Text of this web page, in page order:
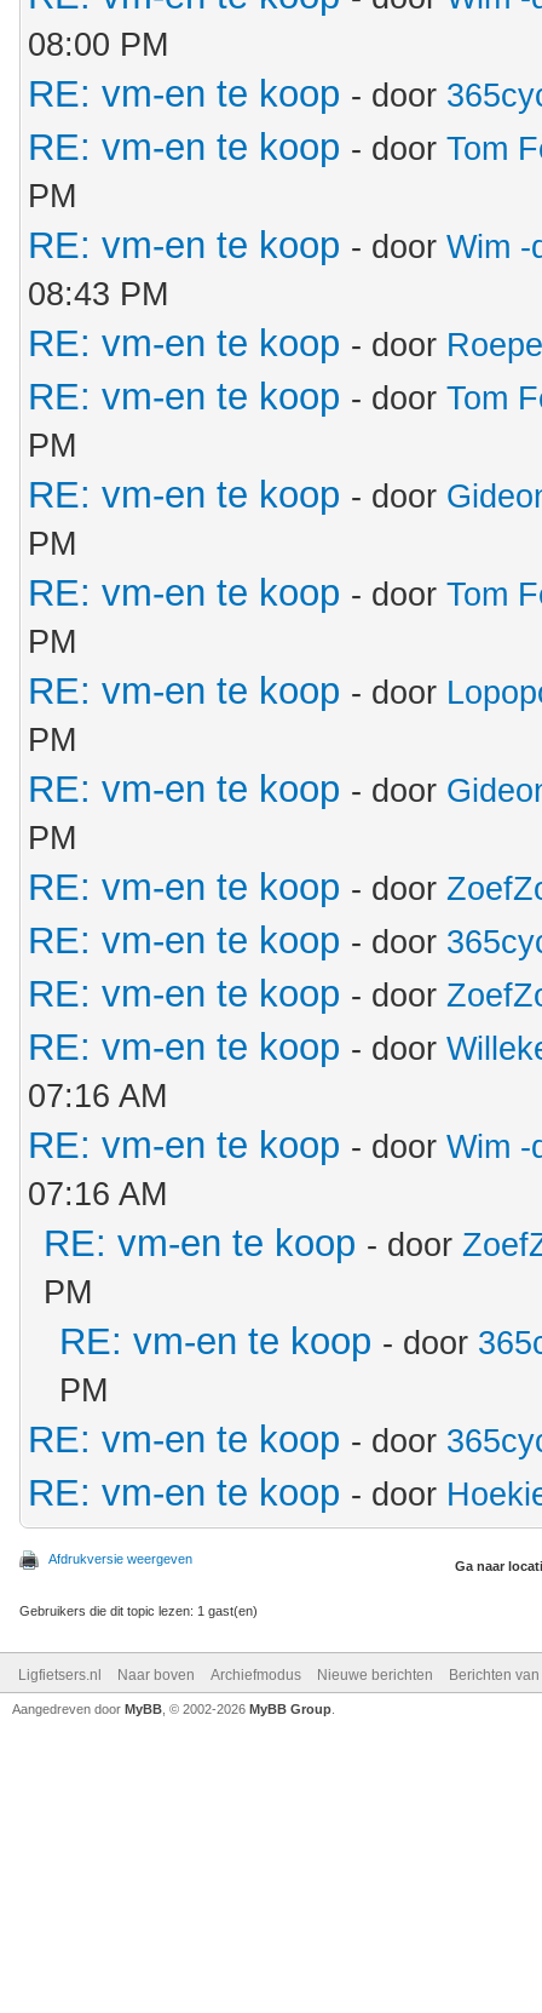
08:00 PM
RE: vm-en te koop - door
RE: vm-en te koop - door Tom
PM
RE: vm-en te koop - door Wim -
08:43 PM
RE: vm-en te koop - door
RE: vm-en te koop - door Tom
PM
RE: vm-en te koop - door
PM
RE: vm-en te koop - door Tom
PM
RE: vm-en te koop - door
PM
RE: vm-en te koop - door
PM
RE: vm-en te koop - door
RE: vm-en te koop - door
RE: vm-en te koop - door
RE: vm-en te koop - door
07:16 AM
RE: vm-en te koop - door Wim -
07:16 AM
RE: vm-en te koop - door
PM
RE: vm-en te koop - door
PM
RE: vm-en te koop - door
RE: vm-en te koop - door
Afdrukversie weergeven Ga naar
Gebruikers die dit topic lezen: 1 gast(en)
Ligfietsers.nl Naar boven Archiefmodus Nieuwe berichten Berichten
Aangedreven door MyBB , © 2002-2026 MyBB Group